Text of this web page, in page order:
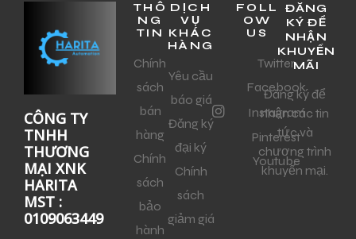
CÔNG TY
TNHH
THƯƠNG
MẠI XNK
HARITA
MST :
0109063449
THÔ
NG
TIN
Chính
sách
bán
hàng
Chính
sách
bảo
hành
DỊCH
VỤ
KHÁC
HÀNG
Yêu cầu
báo giá
Đăng ký
đại ký
Chính
sách
giảm giá
FOLL
OW
US
Twitter
Facebook
Instagram
Pinterest
Youtube
ĐĂNG
KÝ ĐỂ
NHẬN
KHUYẾN
MÃI
Đăng ký để
nhận các tin
tức và
chương trình
khuyến mại.